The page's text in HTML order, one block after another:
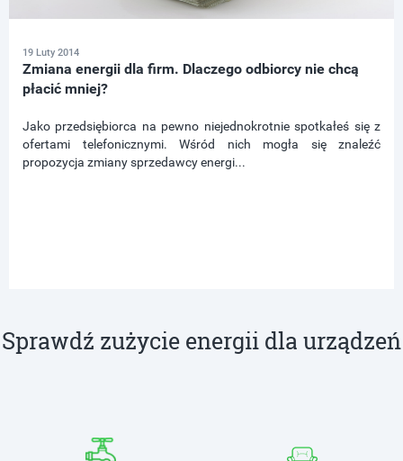
19 Luty 2014
Zmiana energii dla firm. Dlaczego odbiorcy nie chcą
płacić mniej?
Jako przedsiębiorca na pewno niejednokrotnie spotkałeś się z
ofertami telefonicznymi. Wśród nich mogła się znaleźć
propozycja zmiany sprzedawcy energi...
Sprawdź zużycie energii dla urządzeń